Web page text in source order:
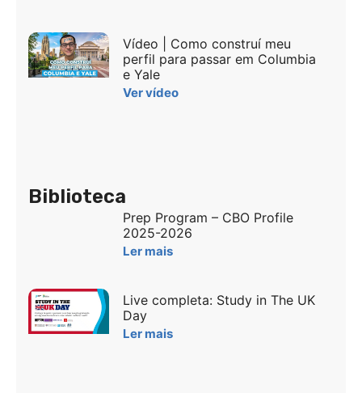
Vídeo | Como construí meu
perfil para passar em Columbia
e Yale
Ver vídeo
Biblioteca
Prep Program – CBO Profile
2025-2026
Ler mais
Live completa: Study in The UK
Day
Ler mais